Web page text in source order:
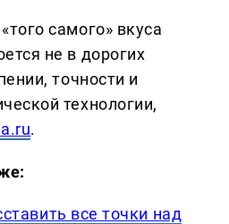
самого» вкуса
не в дорогих
точности и
технологии,
.
все точки над